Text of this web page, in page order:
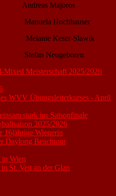
Majoros
Hochhauser
Melanie Keser-Slawik
Stefan Neugeboren
Mixed Meisterschaft 2025/2026
WVV Übungsleiterkurses - April
stark ins Saisonfinale
2025/2026
16jährige Wienerin
Daylong Beachtour
Wien
St. Veit an der Glan